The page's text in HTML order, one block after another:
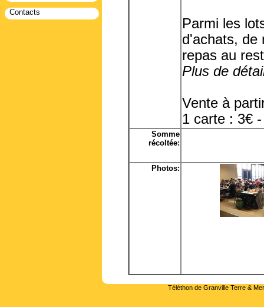
Contacts
Parmi les
d'achats, de
repas au
Plus de
Vente à
1 carte : 3€
Somme
récoltée:
Photos:
Téléthon de Granville Terre &